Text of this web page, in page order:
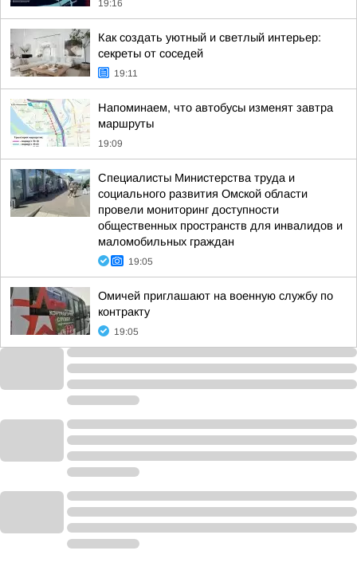
19:16
Как создать уютный и светлый интерьер:
секреты от соседей
19:11
Напоминаем, что автобусы изменят завтра
маршруты
19:09
Специалисты Министерства труда и
социального развития Омской области
провели мониторинг доступности
общественных пространств для инвалидов и
маломобильных граждан
19:05
Омичей приглашают на военную службу по
контракту
19:05